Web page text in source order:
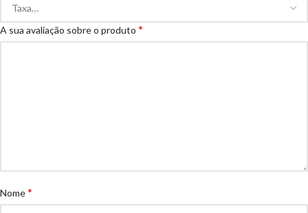
A sua avaliação sobre o produto *
Nome*